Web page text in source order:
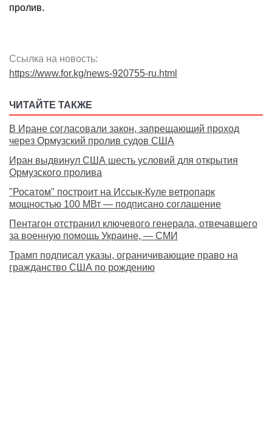
пролив.
Ссылка на новость:
https://www.for.kg/news-920755-ru.html
ЧИТАЙТЕ ТАКЖЕ
В Иране согласовали закон, запрещающий проход
через Ормузский пролив судов США
Иран выдвинул США шесть условий для открытия
Ормузского пролива
"Росатом" построит на Иссык-Куле ветропарк
мощностью 100 МВт — подписано соглашение
Пентагон отстранил ключевого генерала, отвечавшего
за военную помощь Украине, — СМИ
Трамп подписал указы, ограничивающие право на
гражданство США по рождению